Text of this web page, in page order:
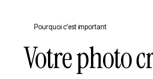
Pourquoi c'est important
Votre photo